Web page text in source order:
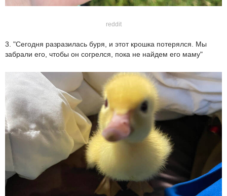
reddit
3. "Сегодня разразилась буря, и этот крошка потерялся. Мы
забрали его, чтобы он согрелся, пока не найдем его маму"